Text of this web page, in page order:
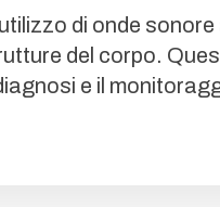
di onde
del corpo.
e il